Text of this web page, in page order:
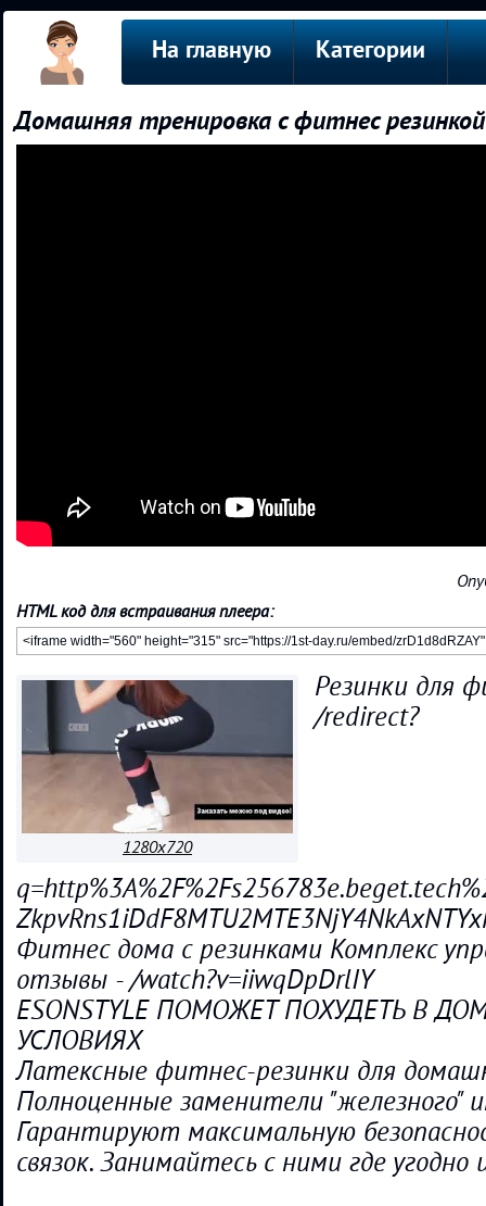
На главную Категории
Домашняя тренировка с фитнес резинкой
HTML код для встраивания плеера:
1280x720
Резинки для
/redirect?
Фитнес дома с резинками Комплекс
отзывы - /watch?v=iiwqDpDrlIY
ESONSTYLE ПОМОЖЕТ ПОХУДЕТЬ В
УСЛОВИЯХ
Латексные фитнес-резинки для
Полноценные заменители "железного"
Гарантируют максимальную
связок. Занимайтесь с ними где угодно